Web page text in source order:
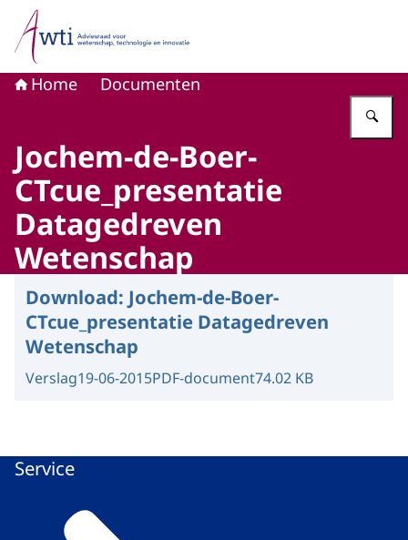
Naar de homepage van Adviesraad voor wetenschap,
Home Documenten
Jochem-de-Boer-
CTcue_presentatie
Datagedreven
Wetenschap
Download: Jochem-de-Boer-
CTcue_presentatie Datagedreven
Wetenschap
Verslag19-06-2015PDF-document74.02 KB
Service